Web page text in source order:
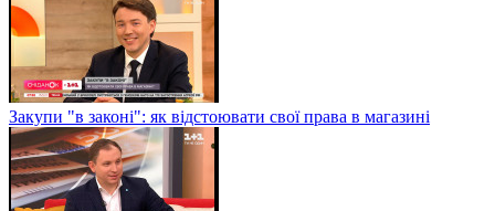
Закупи "в законі": як відстоювати свої права в магазині